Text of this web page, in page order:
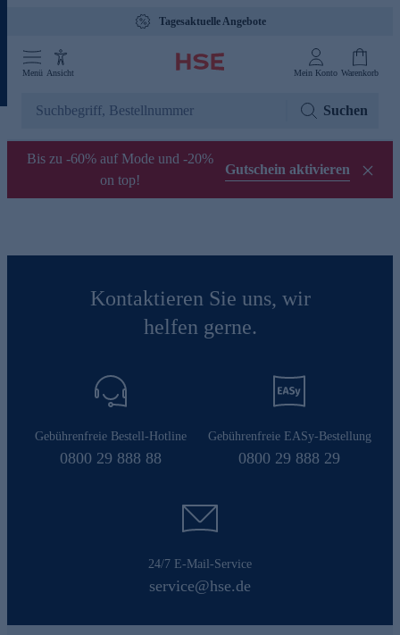
Tagesaktuelle Angebote
Menü Ansicht Mein Konto Warenkorb
Suchen
Bis zu -60% auf Mode und -20%
on top!
Gutschein aktivieren
Kontaktieren Sie uns, wir
helfen gerne.
Gebührenfreie Bestell-Hotline
0800 29 888 88
Gebührenfreie EASy-Bestellung
0800 29 888 29
24/7 E-Mail-Service
service@hse.de